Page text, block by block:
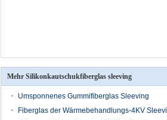
Mehr Silikonkautschukfiberglas sleeving
Umsponnenes Gummifiberglas Sleeving
Fiberglas der Wärmebehandlungs-4KV